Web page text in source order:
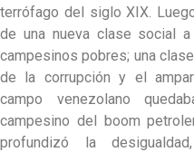
terrófago del siglo XIX.
de una nueva clase social
campesinos pobres; una
de la corrupción y el
campo venezolano
campesino del boom
profundizó la